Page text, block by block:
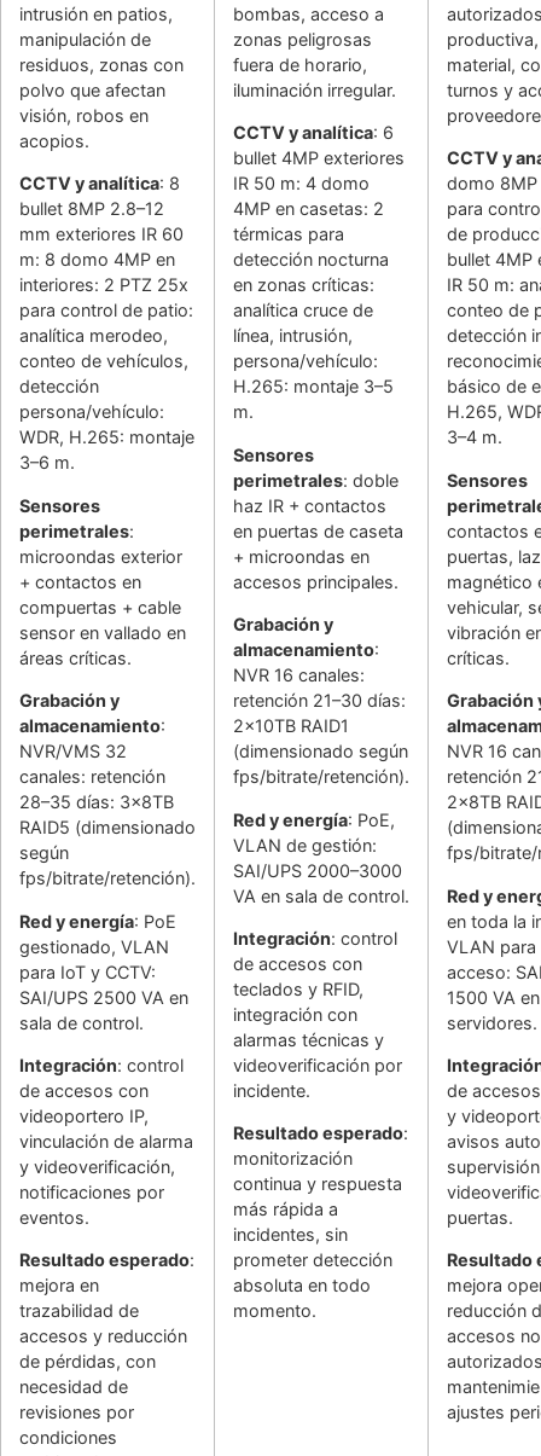
intrusión en patios,
manipulación de
residuos, zonas con
polvo que afectan
visión, robos en
acopios.
CCTV y analítica: 8
bullet 8MP 2.8–12
mm exteriores IR 60
m: 8 domo 4MP en
interiores: 2 PTZ 25x
para control de patio:
analítica merodeo,
conteo de vehículos,
detección
persona/vehículo:
WDR, H.265: montaje
3–6 m.
Sensores
perimetrales:
microondas exterior
+ contactos en
compuertas + cable
sensor en vallado en
áreas críticas.
Grabación y
almacenamiento:
NVR/VMS 32
canales: retención
28–35 días: 3x8TB
RAID5 (dimensionado
según
fps/bitrate/retención).
Red y energía: PoE
gestionado, VLAN
para IoT y CCTV:
SAI/UPS 2500 VA en
sala de control.
Integración: control
de accesos con
videoportero IP,
vinculación de alarma
y videoverificación,
notificaciones por
eventos.
Resultado esperado:
mejora en
trazabilidad de
accesos y reducción
de pérdidas, con
necesidad de
revisiones por
condiciones
bombas, acceso a
zonas peligrosas
fuera de horario,
iluminación irregular.
CCTV y analítica: 6
bullet 4MP exteriores
IR 50 m: 4 domo
4MP en casetas: 2
térmicas para
detección nocturna
en zonas críticas:
analítica cruce de
línea, intrusión,
persona/vehículo:
H.265: montaje 3–5
m.
Sensores
perimetrales: doble
haz IR + contactos
en puertas de caseta
+ microondas en
accesos principales.
Grabación y
almacenamiento:
NVR 16 canales:
retención 21–30 días:
2x10TB RAID1
(dimensionado según
fps/bitrate/retención).
Red y energía: PoE,
VLAN de gestión:
SAI/UPS 2000–3000
VA en sala de control.
Integración: control
de accesos con
teclados y RFID,
integración con
alarmas técnicas y
videoverificación por
incidente.
Resultado esperado:
monitorización
continua y respuesta
más rápida a
incidentes, sin
prometer detección
absoluta en todo
momento.
material,
turnos y
CCTV y
domo 8MP
para
de
bullet 4MP
IR 50 m:
conteo de
detección
básico de
H.265,
3–4 m.
Sensores
contactos
puertas,
magnético
vehicular,
vibración
críticas.
Grabación
NVR 16
retención
2x8TB
fps/bitrate/
Red y
en toda la
VLAN para
acceso:
1500 VA
servidores.
de
y
avisos
puertas.
Resultado
mejora
reducción
accesos no
ajustes